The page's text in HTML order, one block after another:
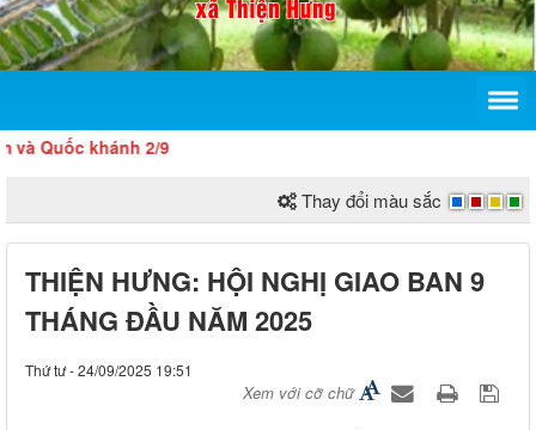
khánh 2/9
Thay đổi màu sắc
THIỆN HƯNG: HỘI NGHỊ GIAO BAN 9
THÁNG ĐẦU NĂM 2025
Thứ tư - 24/09/2025 19:51
Xem với cỡ chữ